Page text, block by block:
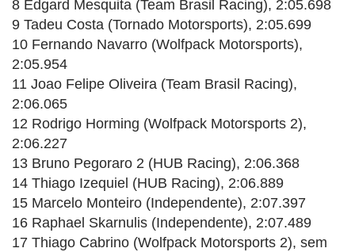
8 Edgard Mesquita (Team Brasil Racing), 2:05.698
9 Tadeu Costa (Tornado Motorsports), 2:05.699
10 Fernando Navarro (Wolfpack Motorsports),
2:05.954
11 Joao Felipe Oliveira (Team Brasil Racing),
2:06.065
12 Rodrigo Horming (Wolfpack Motorsports 2),
2:06.227
13 Bruno Pegoraro 2 (HUB Racing), 2:06.368
14 Thiago Izequiel (HUB Racing), 2:06.889
15 Marcelo Monteiro (Independente), 2:07.397
16 Raphael Skarnulis (Independente), 2:07.489
17 Thiago Cabrino (Wolfpack Motorsports 2), sem